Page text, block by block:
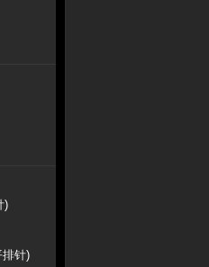
)
排针)